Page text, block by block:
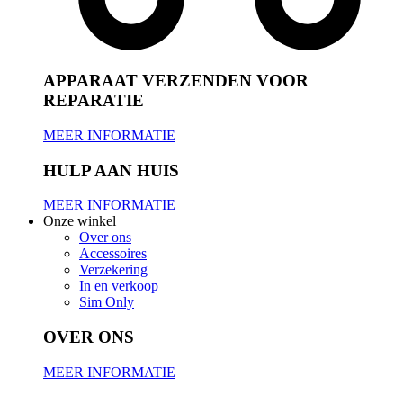
APPARAAT VERZENDEN VOOR
REPARATIE
MEER INFORMATIE
HULP AAN HUIS
MEER INFORMATIE
Onze winkel
Over ons
Accessoires
Verzekering
In en verkoop
Sim Only
OVER ONS
MEER INFORMATIE